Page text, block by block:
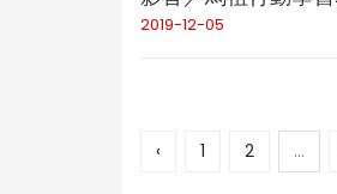
2019-12-05
‹ 1 2 ...